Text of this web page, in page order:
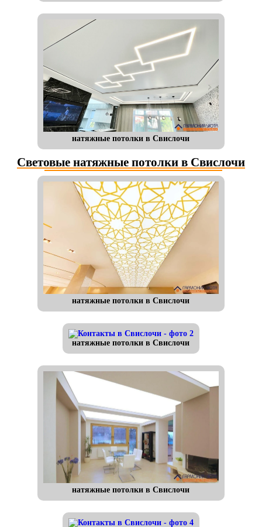
натяжные потолки в Свислочи
Световые натяжные потолки в Свислочи
натяжные потолки в Свислочи
натяжные потолки в Свислочи
натяжные потолки в Свислочи